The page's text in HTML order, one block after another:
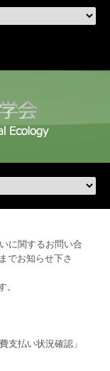
に関するお問い合
でお知らせ下さ
。
支払い状況確認」